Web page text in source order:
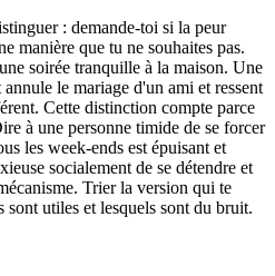
: demande-toi si la peur
manière que tu ne souhaites pas.
soirée tranquille à la maison. Une
le mariage d'un ami et ressent
Cette distinction compte parce
à une personne timide de se forcer
les week-ends est épuisant et
socialement de se détendre et
Trier la version qui te
sont utiles et lesquels sont du bruit.